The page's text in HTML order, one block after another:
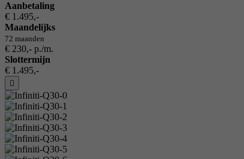
Aanbetaling
€ 1.495,-
Maandelijks
72 maanden
€ 230,- p./m.
Slottermijn
€ 1.495,-